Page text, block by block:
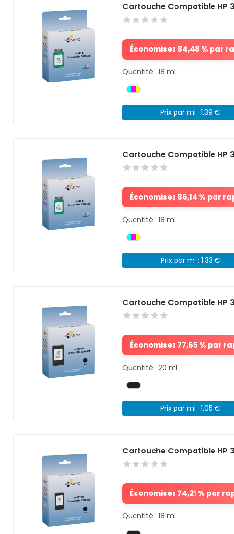
Cartouche Compatible HP
Économisez 84,48 % par
Quantité : 18 ml
Prix par ml : 1.39 €
Cartouche Compatible HP
Économisez 86,14 % par
Quantité : 18 ml
Prix par ml : 1.33 €
Cartouche Compatible HP
Économisez 77,65 % par
Quantité : 20 ml
Prix par ml : 1.05 €
Cartouche Compatible HP
Économisez 74,21 % par
Quantité : 18 ml